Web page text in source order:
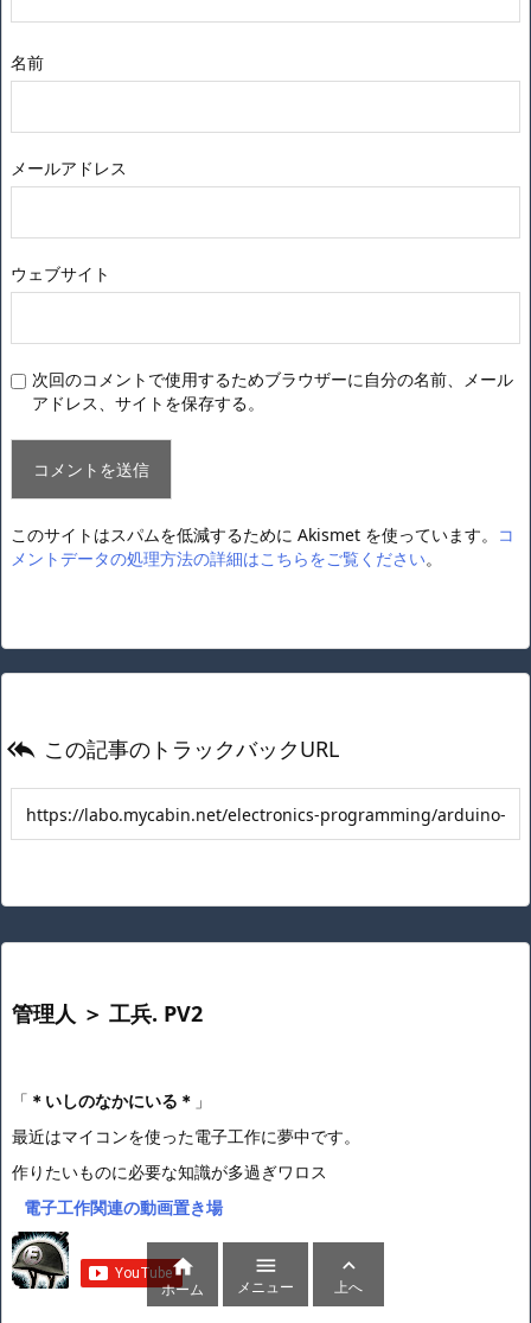
名前
メールアドレス
ウェブサイト
次回のコメントで使用するためブラウザーに自分の名前、メール
アドレス、サイトを保存する。
このサイトはスパムを低減するために Akismet を使っています。 コ
メントデータの処理方法の詳細はこちらをご覧ください。
 この記事のトラックバックURL
管理人 ＞ 工兵. PV2
「 ＊いしのなかにいる＊ 」
最近はマイコンを使った電子工作に夢中です。
作りたいものに必要な知識が多過ぎワロス
電子工作関連の動画置き場

ホーム

メニュー

上へ